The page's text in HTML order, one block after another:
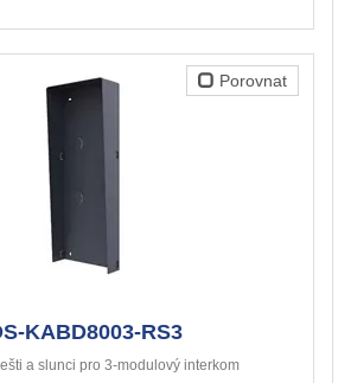
Porovnat
KABD8003-RS3
a slunci pro 3-modulový interkom